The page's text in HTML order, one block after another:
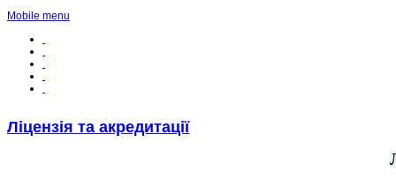
Mobile menu
Ліцензія та акредитації